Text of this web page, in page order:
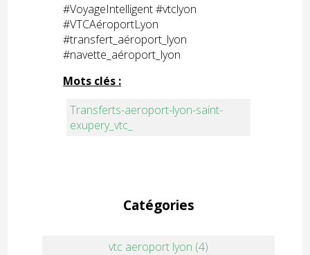
#VoyageIntelligent #vtclyon
#VTCAéroportLyon
#transfert_aéroport_lyon
#navette_aéroport_lyon
Mots clés :
Transferts-aeroport-lyon-saint-
exupery_vtc_
Catégories
vtc aeroport lyon (4)